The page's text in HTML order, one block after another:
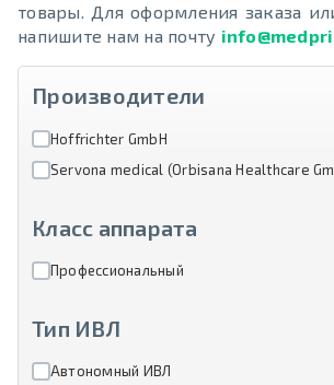
товары. Для оформления заказа
напишите нам на почту
Производители
Hoffrichter GmbH
Servona medical (Orbisana Healthcare
Класс аппарата
Профессиональный
Тип ИВЛ
Автономный ИВЛ